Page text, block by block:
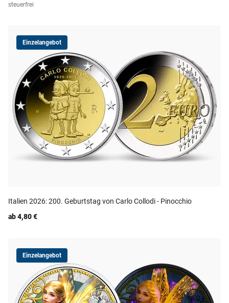
steuerfrei
Einzelangebot
Italien 2026: 200. Geburtstag von Carlo Collodi - Pinocchio
ab 4,80 €
Einzelangebot